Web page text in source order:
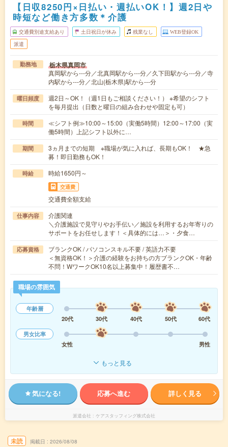
【日収8250円×日払い・週払いOK！】週2日や
時短など働き方多数＊介護
交通費別途支給あり 土日祝日が休み 残業なし WEB登録OK
派遣
勤務地 栃木県真岡市
真岡駅から---分／北真岡駅から---分／久下田駅から---分／寺
内駅から---分／北山(栃木県)駅から---分
曜日頻度
週2日～OK！（週1日もご相談ください！） ※希望のシフト
を毎月提出（日数と曜日の組み合わせや固定も可）
時間
≪シフト例≫10:00～15:00（実働5時間）12:00～17:00（実
働5時間）上記シフト以外に…
期間
3ヵ月までの短期 ※職場が気に入れば、長期もOK！ ★急
募！即日勤務もOK！
時給 時給1650円～
交通費
交通費全額支給
仕事内容
介護関連
＼介護施設で見守りやお手伝い／施設を利用するお年寄りの
サポートをお任せします！＜具体的には…＞・夕食…
応募資格
ブランクOK / パソコンスキル不要 / 英語力不要
＜無資格OK！＞介護の経験をお持ちの方ブランクOK・年齢
不問！WワークOK10名以上募集中！履歴書不…
職場の雰囲気
年齢層
20代
30代 40代 50代
60代
男女比率
女性
男性
もっと見る
気になる! 応募へ進む 詳しく見る
派遣会社 ケアスタッフィング株式会社
未読 掲載日 2026/08/08